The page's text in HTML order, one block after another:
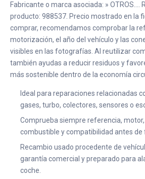
Fabricante o marca asociada: » OTROS....
producto: 988537. Precio mostrado en la
comprar, recomendamos comprobar la
motorización, el año del vehículo y las
visibles en las fotografías. Al reutilizar
también ayudas a reducir residuos y
más sostenible dentro de la economía
Ideal para reparaciones relacionadas
gases, turbo, colectores, sensores o
Comprueba siempre referencia,
combustible y compatibilidad antes de
Recambio usado procedente de
garantía comercial y preparado para
coche.